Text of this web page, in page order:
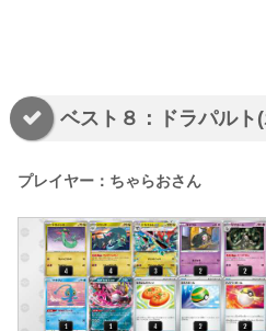
ベスト８：ドラパルト
プレイヤー：ちゃらおさん